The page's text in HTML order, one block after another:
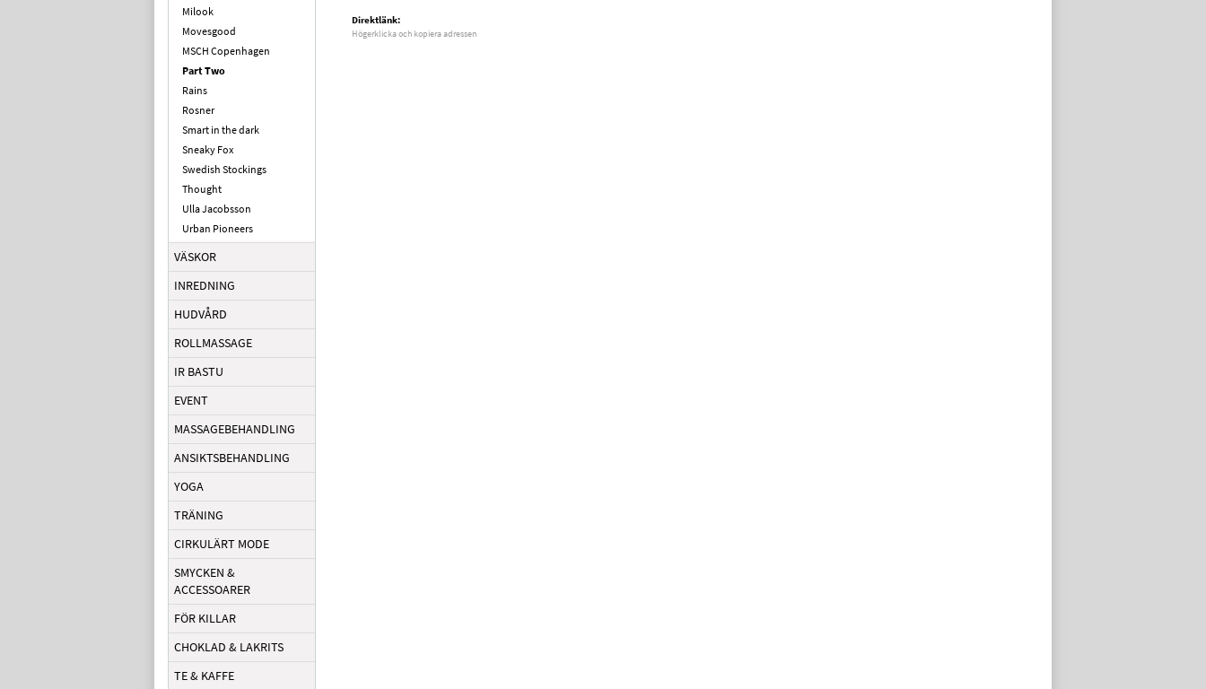
Milook
Movesgood
MSCH Copenhagen
Part Two
Rains
Rosner
Smart in the dark
Sneaky Fox
Swedish Stockings
Thought
Ulla Jacobsson
Urban Pioneers
VÄSKOR
INREDNING
HUDVÅRD
ROLLMASSAGE
IR BASTU
EVENT
MASSAGEBEHANDLING
ANSIKTSBEHANDLING
YOGA
TRÄNING
CIRKULÄRT MODE
SMYCKEN &
ACCESSOARER
FÖR KILLAR
CHOKLAD & LAKRITS
TE & KAFFE
Direktlänk:
Högerklicka och kopiera adressen